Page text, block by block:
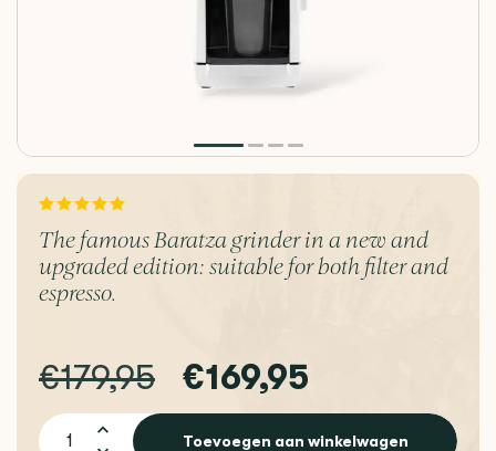
The famous Baratza grinder in a new and
upgraded edition: suitable for both filter and
espresso.
€179,95 €169,95
Toevoegen aan winkelwagen